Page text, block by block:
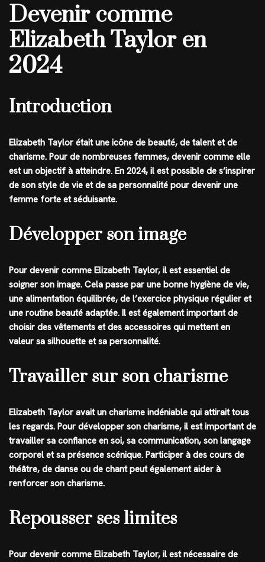
Devenir comme
Elizabeth Taylor en
2024
Introduction
Elizabeth Taylor était une icône de beauté, de talent et de
charisme. Pour de nombreuses femmes, devenir comme elle
est un objectif à atteindre. En 2024, il est possible de s’inspirer
de son style de vie et de sa personnalité pour devenir une
femme forte et séduisante.
Développer son image
Pour devenir comme Elizabeth Taylor, il est essentiel de
soigner son image. Cela passe par une bonne hygiène de vie,
une alimentation équilibrée, de l’exercice physique régulier et
une routine beauté adaptée. Il est également important de
choisir des vêtements et des accessoires qui mettent en
valeur sa silhouette et sa personnalité.
Travailler sur son charisme
Elizabeth Taylor avait un charisme indéniable qui attirait tous
les regards. Pour développer son charisme, il est important de
travailler sa confiance en soi, sa communication, son langage
corporel et sa présence scénique. Participer à des cours de
théâtre, de danse ou de chant peut également aider à
renforcer son charisme.
Repousser ses limites
Pour devenir comme Elizabeth Taylor, il est nécessaire de